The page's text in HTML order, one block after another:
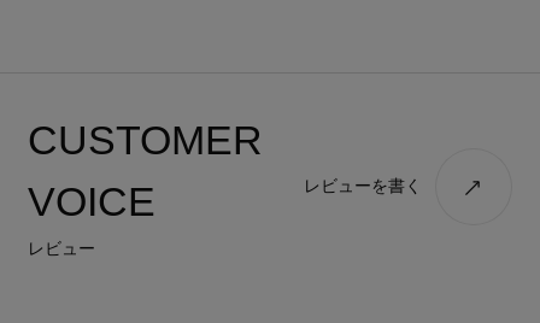
CUSTOMER
VOICE
レビュー
レビューを書く